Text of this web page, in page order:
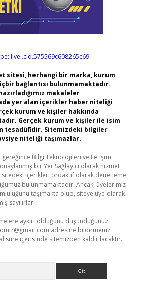
live:.cid.575569c608265c69
sitesi, herhangi bir marka, kurum
bağlantısı bulunmamaktadır.
makaleler
yer alan içerikler haber niteliği
kurum ve kişiler hakkında
Gerçek kurum ve kişiler ile isim
tesadüfidir. Sitemizdeki bilgiler
niteliği taşımazlar.
gereğince Bilgi Teknolojileri ve İletişim
bir Yer Sağlayıcı olarak hizmet
içerikleri proaktif olarak denetleme
bulunmamaktadır. Ancak, üyelerimiz
taşımakta olup, siteye üye olarak
sayılırlar.
aykırı olduğunu düşündüğünüz
adresine bildirmeniz
süre içerisinde sitemizden kaldırılacaktır.